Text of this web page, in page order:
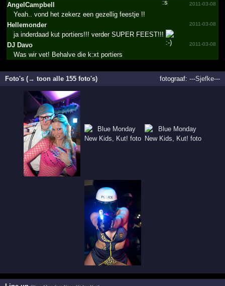
AngelC­ampbel­l
2011-03-08
Yeah.. vond het zekerz een gezellig feestje !!
Hellemonder
2011-03-08
ja inderdaad kut portiers!!! verder SUPER FEEST!!!
DJ Davo
2011-03-08
Was wir vet! Behalve die k:xt portiers
Foto's (→ toon alle 155 foto's) fotograaf: ---Sjefke---